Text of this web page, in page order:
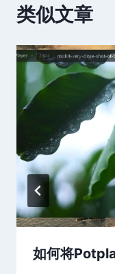
类似文章
如何将